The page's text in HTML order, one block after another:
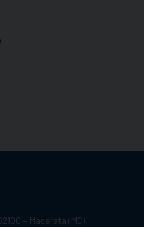
– Macerata (MC)